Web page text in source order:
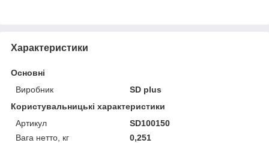
Характеристики
Основні
Виробник
SD plus
Користувальницькі характеристики
Артикул
SD100150
Вага нетто, кг
0,251